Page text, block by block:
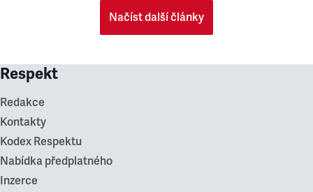
Načíst další články
Respekt
Redakce
Kontakty
Kodex Respektu
Nabídka předplatného
Inzerce